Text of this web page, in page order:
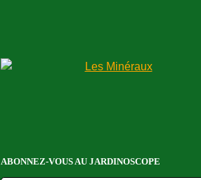
ABONNEZ-VOUS AU JARDINOSCOPE